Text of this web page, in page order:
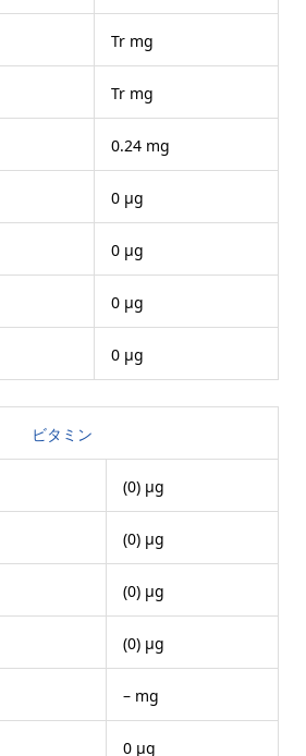
Tr mg
Tr mg
0.24 mg
0 μg
0 μg
0 μg
0 μg
ビタミン
(0) μg
(0) μg
(0) μg
(0) μg
– mg
0 μg